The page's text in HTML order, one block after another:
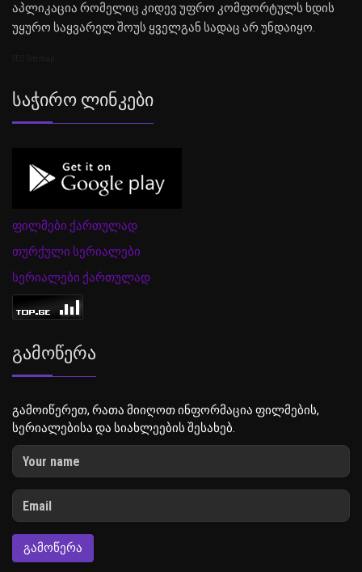
აპლიკაცია რომელიც კიდევ უფრო კომფორტულს ხდის
უყურო საყვარელ შოუს ყველგან სადაც არ უნდაიყო.
Საჭირო Ლინკები
ფილმები ქართულად
თურქული სერიალები
სერიალები ქართულად
Გამოწერა
გამოიწერეთ, რათა მიიღოთ ინფორმაცია ფილმების,
სერიალებისა და სიახლეების შესახებ.
ᲒᲐᲛᲝᲬᲔᲠᲐ